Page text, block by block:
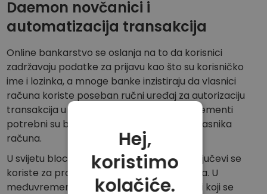
Daemon novčanici i
automatizacija transakcija
Online bankarstvo se oslanja na to da korisnici
zadržavaju podatke za prijavu kao što su korisničko
ime i lozinka, a mnoge banke inzistiraju da vlasnici
računa koriste poseban ručni uređaj za autorizaciju
transakcija u kupnji. Zajedno, ovi različiti elementi
potrebni su banci za provjeru identiteta vlasnika
računa.
U svijetu blockchaina, međutim, privatni ključevi se
koriste za provjeru transakcija kriptovaluta. U
međuvremenu, Daemon novčanici su alati koji se
Hej,
koristimo
kolačiće.